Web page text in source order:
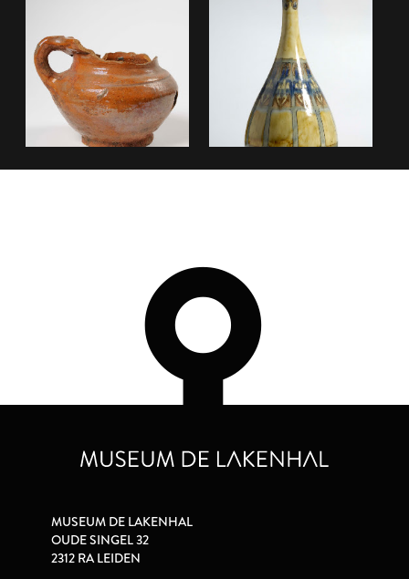
MUSEUM DE LAKENHAL
OUDE SINGEL 32
2312 RA LEIDEN